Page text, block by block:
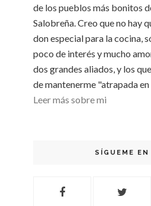
de los pueblos más bonitos
Salobreña. Creo que no hay
don especial para la cocina,
poco de interés y mucho
dos grandes aliados, y los
de mantenerme "atrapada en
Leer más sobre mi
SÍGUEME EN